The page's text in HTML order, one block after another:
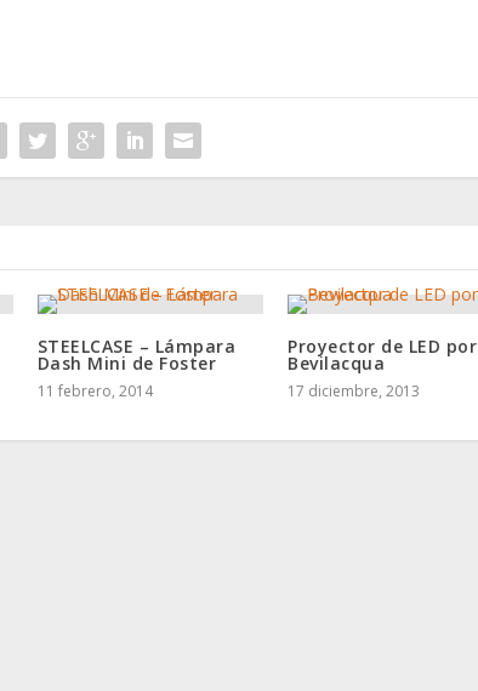
STEELCASE – Lámpara
Dash Mini de Foster
11 febrero, 2014
Proyector de LED por
Bevilacqua
17 diciembre, 2013